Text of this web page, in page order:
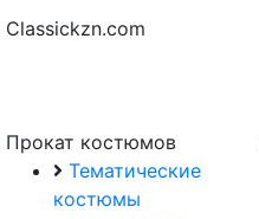
Classickzn.com
Прокат костюмов
Тематические
костюмы